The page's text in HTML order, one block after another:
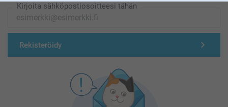
Kirjoita sähköpostiosoitteesi tähän
Rekisteröidy